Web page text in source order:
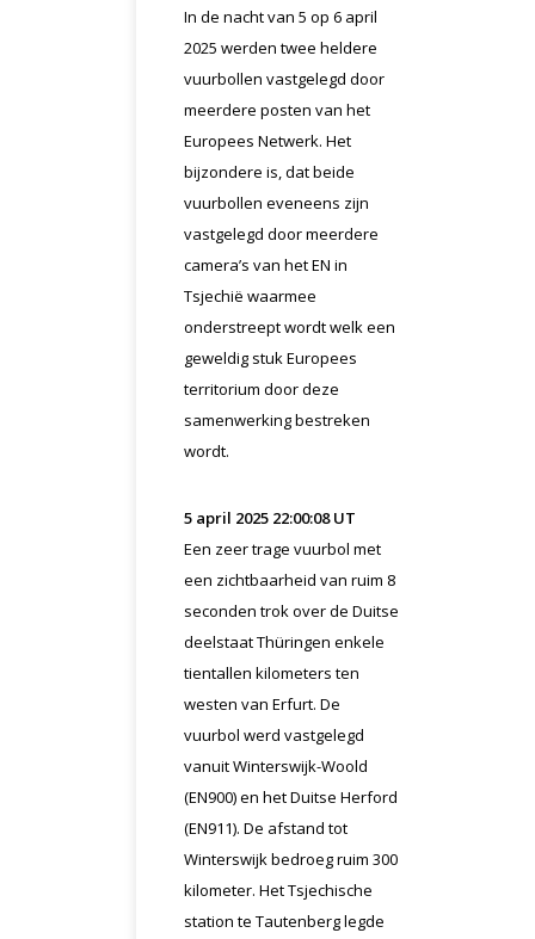
In de nacht van 5 op 6 april
2025 werden twee heldere
vuurbollen vastgelegd door
meerdere posten van het
Europees Netwerk. Het
bijzondere is, dat beide
vuurbollen eveneens zijn
vastgelegd door meerdere
camera’s van het EN in
Tsjechië waarmee
onderstreept wordt welk een
geweldig stuk Europees
territorium door deze
samenwerking bestreken
wordt.
5 april 2025 22:00:08 UT
Een zeer trage vuurbol met
een zichtbaarheid van ruim 8
seconden trok over de Duitse
deelstaat Thüringen enkele
tientallen kilometers ten
westen van Erfurt. De
vuurbol werd vastgelegd
vanuit Winterswijk-Woold
(EN900) en het Duitse Herford
(EN911). De afstand tot
Winterswijk bedroeg ruim 300
kilometer. Het Tsjechische
station te Tautenberg legde